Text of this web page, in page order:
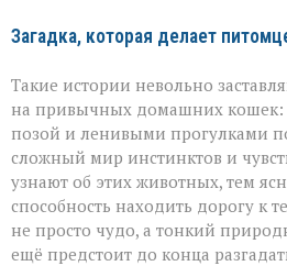
Загадка, которая делает
Такие истории невольно
на привычных домашних кошек:
позой и ленивыми прогулками
сложный мир инстинктов и
узнают об этих животных, тем
способность находить дорогу к
не просто чудо, а тонкий
ещё предстоит до конца